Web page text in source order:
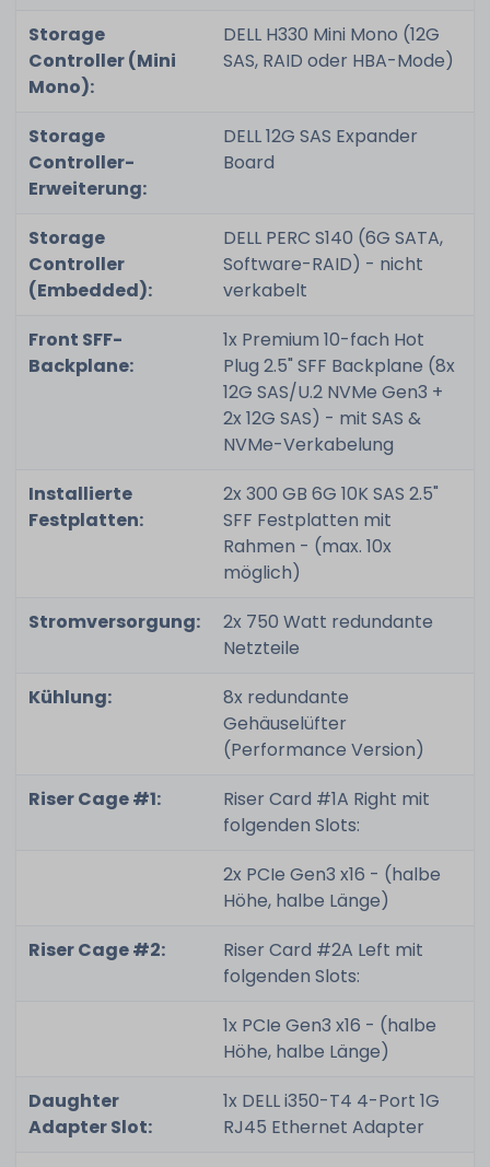
Storage
Controller (Mini
Mono):
DELL H330 Mini Mono (12G
SAS, RAID oder HBA-Mode)
Storage
Controller-
Erweiterung:
DELL 12G SAS Expander
Board
Storage
Controller
(Embedded):
DELL PERC S140 (6G SATA,
Software-RAID) - nicht
verkabelt
Front SFF-
Backplane:
1x Premium 10-fach Hot
Plug 2.5" SFF Backplane (8x
12G SAS/U.2 NVMe Gen3 +
2x 12G SAS) - mit SAS &
NVMe-Verkabelung
Installierte
Festplatten:
2x 300 GB 6G 10K SAS 2.5"
SFF Festplatten mit
Rahmen - (max. 10x
möglich)
Stromversorgung:
2x 750 Watt redundante
Netzteile
Kühlung:
8x redundante
Gehäuselüfter
(Performance Version)
Riser Cage #1:
Riser Card #1A Right mit
folgenden Slots:
2x PCIe Gen3 x16 - (halbe
Höhe, halbe Länge)
Riser Cage #2:
Riser Card #2A Left mit
folgenden Slots:
1x PCIe Gen3 x16 - (halbe
Höhe, halbe Länge)
Daughter
Adapter Slot:
1x DELL i350-T4 4-Port 1G
RJ45 Ethernet Adapter